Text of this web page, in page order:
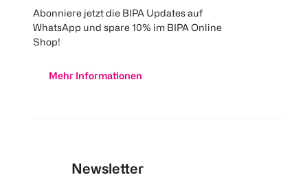
Abonniere jetzt die BIPA Updates auf
WhatsApp und spare 10% im BIPA Online
Shop!
Mehr Informationen
Newsletter